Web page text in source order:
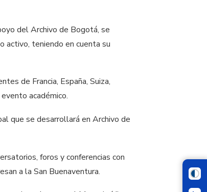
del Archivo de Bogotá, se
activo, teniendo en cuenta su
de Francia, España, Suiza,
académico.
que se desarrollará en Archivo de
foros y conferencias con
a la San Buenaventura.